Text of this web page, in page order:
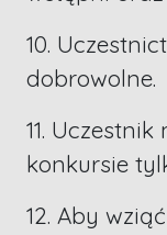
10.
dobrowolne.
11.
konkursie
12. Aby